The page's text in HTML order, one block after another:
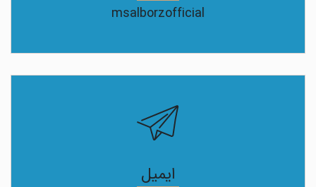
msalborzofficial
ایمیل